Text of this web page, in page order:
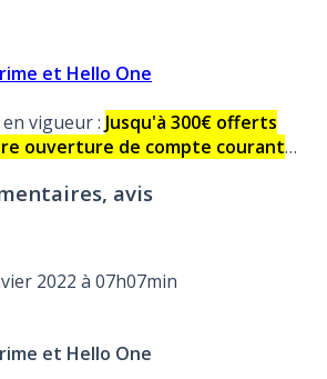
et Hello One
vigueur : Jusqu'à 300€ offerts
ouverture de compte courant
avis
2022 à 07h07min
et Hello One